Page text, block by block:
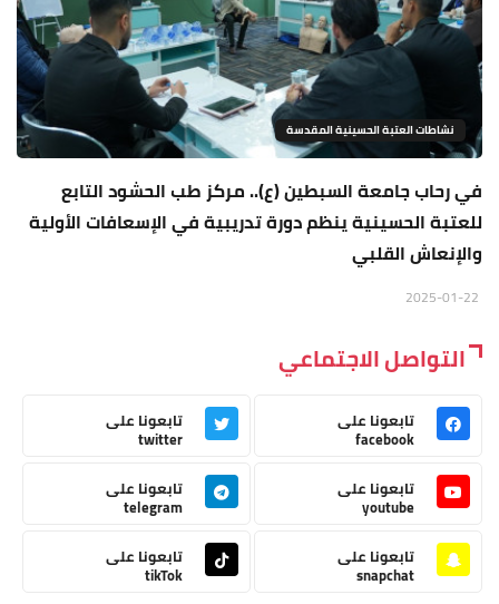
نشاطات العتبة الحسينية المقدسة
في رحاب جامعة السبطين (ع).. مركز طب الحشود التابع
للعتبة الحسينية ينظم دورة تدريبية في الإسعافات الأولية
والإنعاش القلبي
التواصل الاجتماعي
تابعونا على
facebook
تابعونا على
twitter
تابعونا على
youtube
تابعونا على
telegram
تابعونا على
snapchat
تابعونا على
tikTok